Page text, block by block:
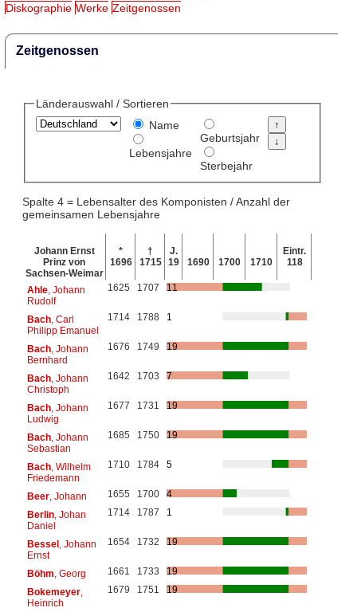
Diskographie Werke Zeitgenossen
Zeitgenossen
Länderauswahl / Sortieren
Name
Lebensjahre
Geburtsjahr
Sterbejahr
Spalte 4 = Lebensalter des Komponisten / Anzahl der
gemeinsamen Lebensjahre
Johann Ernst
Prinz von
Sachsen-Weimar
*
1696
†
1715
J.
19
1690 1700 1710
Eintr.
118
Ahle, Johann
Rudolf
1625 1707 11
Bach, Carl
Philipp Emanuel
1714 1788 1
Bach, Johann
Bernhard
1676 1749 19
Bach, Johann
Christoph
1642 1703 7
Bach, Johann
Ludwig
1677 1731 19
Bach, Johann
Sebastian
1685 1750 19
Bach, Wilhelm
Friedemann
1710 1784 5
Beer, Johann 1655 1700
4
Berlin, Johan
Daniel
1714 1787 1
Bessel, Johann
Ernst
1654 1732 19
Böhm , Georg 1661 1733
19
Bokemeyer,
Heinrich
1679 1751 19